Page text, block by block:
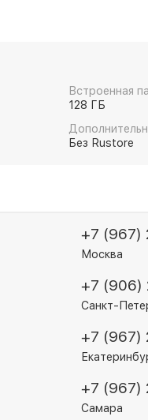
модель
Встроенная
128 ГБ
Без Rustore
+7 (967)
Москва
+7 (906)
Санкт-
+7 (967)
+7 (967)
Самара